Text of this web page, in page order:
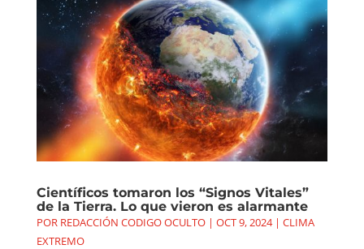
Científicos tomaron los “Signos Vitales”
de la Tierra. Lo que vieron es alarmante
POR REDACCIÓN CODIGO OCULTO| OCT 9, 2024| CLIMA
EXTREMO